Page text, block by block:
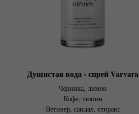
Душистая вода - спрей Varvara
Черника, лимон
Кофе, люпин
Ветивер, сандал, стиракс